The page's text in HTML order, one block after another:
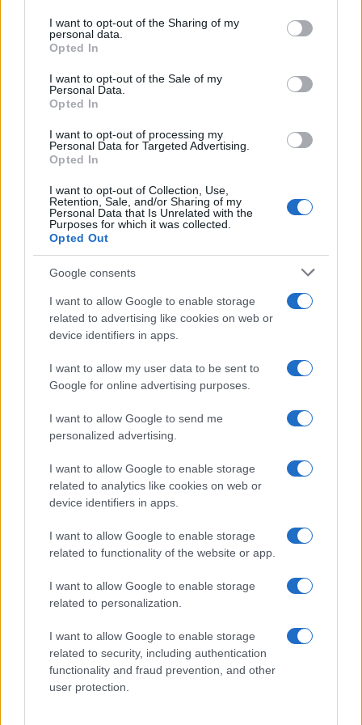
not limited to your visit or usage behaviour. You may click to
grant or deny consent to Google and its third-party tags to
use your data for below specified purposes in below Google
consent section.
I want to opt-out of the Sharing of my
personal data.
Opted In
I want to opt-out of the Sale of my
Personal Data.
Opted In
I want to opt-out of processing my
Personal Data for Targeted Advertising.
Opted In
I want to opt-out of Collection, Use,
Retention, Sale, and/or Sharing of my
Personal Data that Is Unrelated with the
Purposes for which it was collected.
Opted Out
Google consents
I want to allow Google to enable storage
related to advertising like cookies on web or
device identifiers in apps.
I want to allow my user data to be sent to
Google for online advertising purposes.
I want to allow Google to send me
personalized advertising.
I want to allow Google to enable storage
related to analytics like cookies on web or
device identifiers in apps.
I want to allow Google to enable storage
related to functionality of the website or app.
I want to allow Google to enable storage
related to personalization.
I want to allow Google to enable storage
related to security, including authentication
functionality and fraud prevention, and other
user protection.
Brentolie daalt naar 88.9 dollar: grondstoffen onder druk
Sanne De Vries · 6 aug 2026
NEWS
Brentolie daalt naar 91,82 dollar: een week van teruggang in
grondstoffen